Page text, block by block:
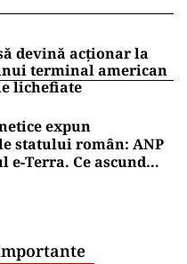
devină acționar la
terminal american
lichefiate
expun
statului român: ANP
e‑Terra. Ce ascund